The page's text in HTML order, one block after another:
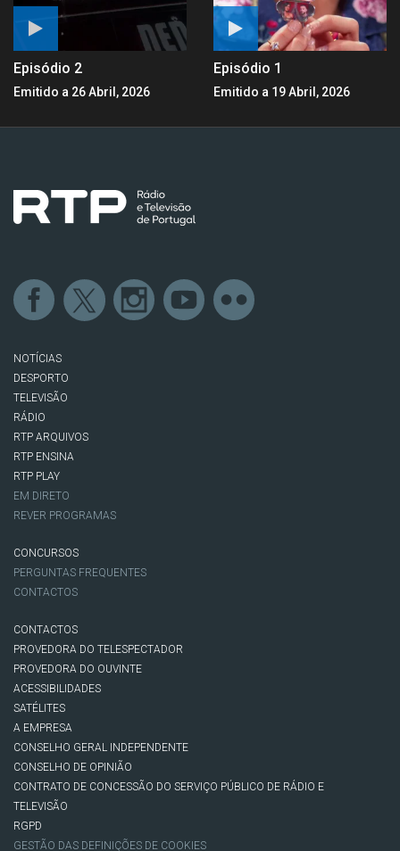
Episódio 2
Emitido a 26 Abril, 2026
Episódio 1
Emitido a 19 Abril, 2026
NOTÍCIAS
DESPORTO
TELEVISÃO
RÁDIO
RTP ARQUIVOS
RTP ENSINA
RTP PLAY
EM DIRETO
REVER PROGRAMAS
CONCURSOS
PERGUNTAS FREQUENTES
CONTACTOS
CONTACTOS
PROVEDORA DO TELESPECTADOR
PROVEDORA DO OUVINTE
ACESSIBILIDADES
SATÉLITES
A EMPRESA
CONSELHO GERAL INDEPENDENTE
CONSELHO DE OPINIÃO
CONTRATO DE CONCESSÃO DO SERVIÇO PÚBLICO DE RÁDIO E
TELEVISÃO
RGPD
GESTÃO DAS DEFINIÇÕES DE COOKIES